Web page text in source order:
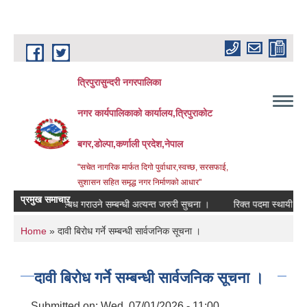
Skip to main content
त्रिपुरासुन्दरी नगरपालिका
नगर कार्यपालिकाको कार्यालय,त्रिपुराकोट
बगर,डोल्पा,कर्णाली प्रदेश,नेपाल
"सचेत नागरिक मार्फत दिगो पुर्वाधार,स्वच्छ, सरसफाई,
सुशासन सहित समृद्ध नगर निर्माणको आधार"
प्रमुख समाचार
खर्च उपल्बध गराउने सम्बन्धी अत्यन्त जरुरी सुचना । रिक्त पदमा स्थायी शिक्षक
You are here
Home » दावी बिरोध गर्ने सम्बन्धी सार्वजनिक सूचना ।
दावी बिरोध गर्ने सम्बन्धी सार्वजनिक सूचना ।